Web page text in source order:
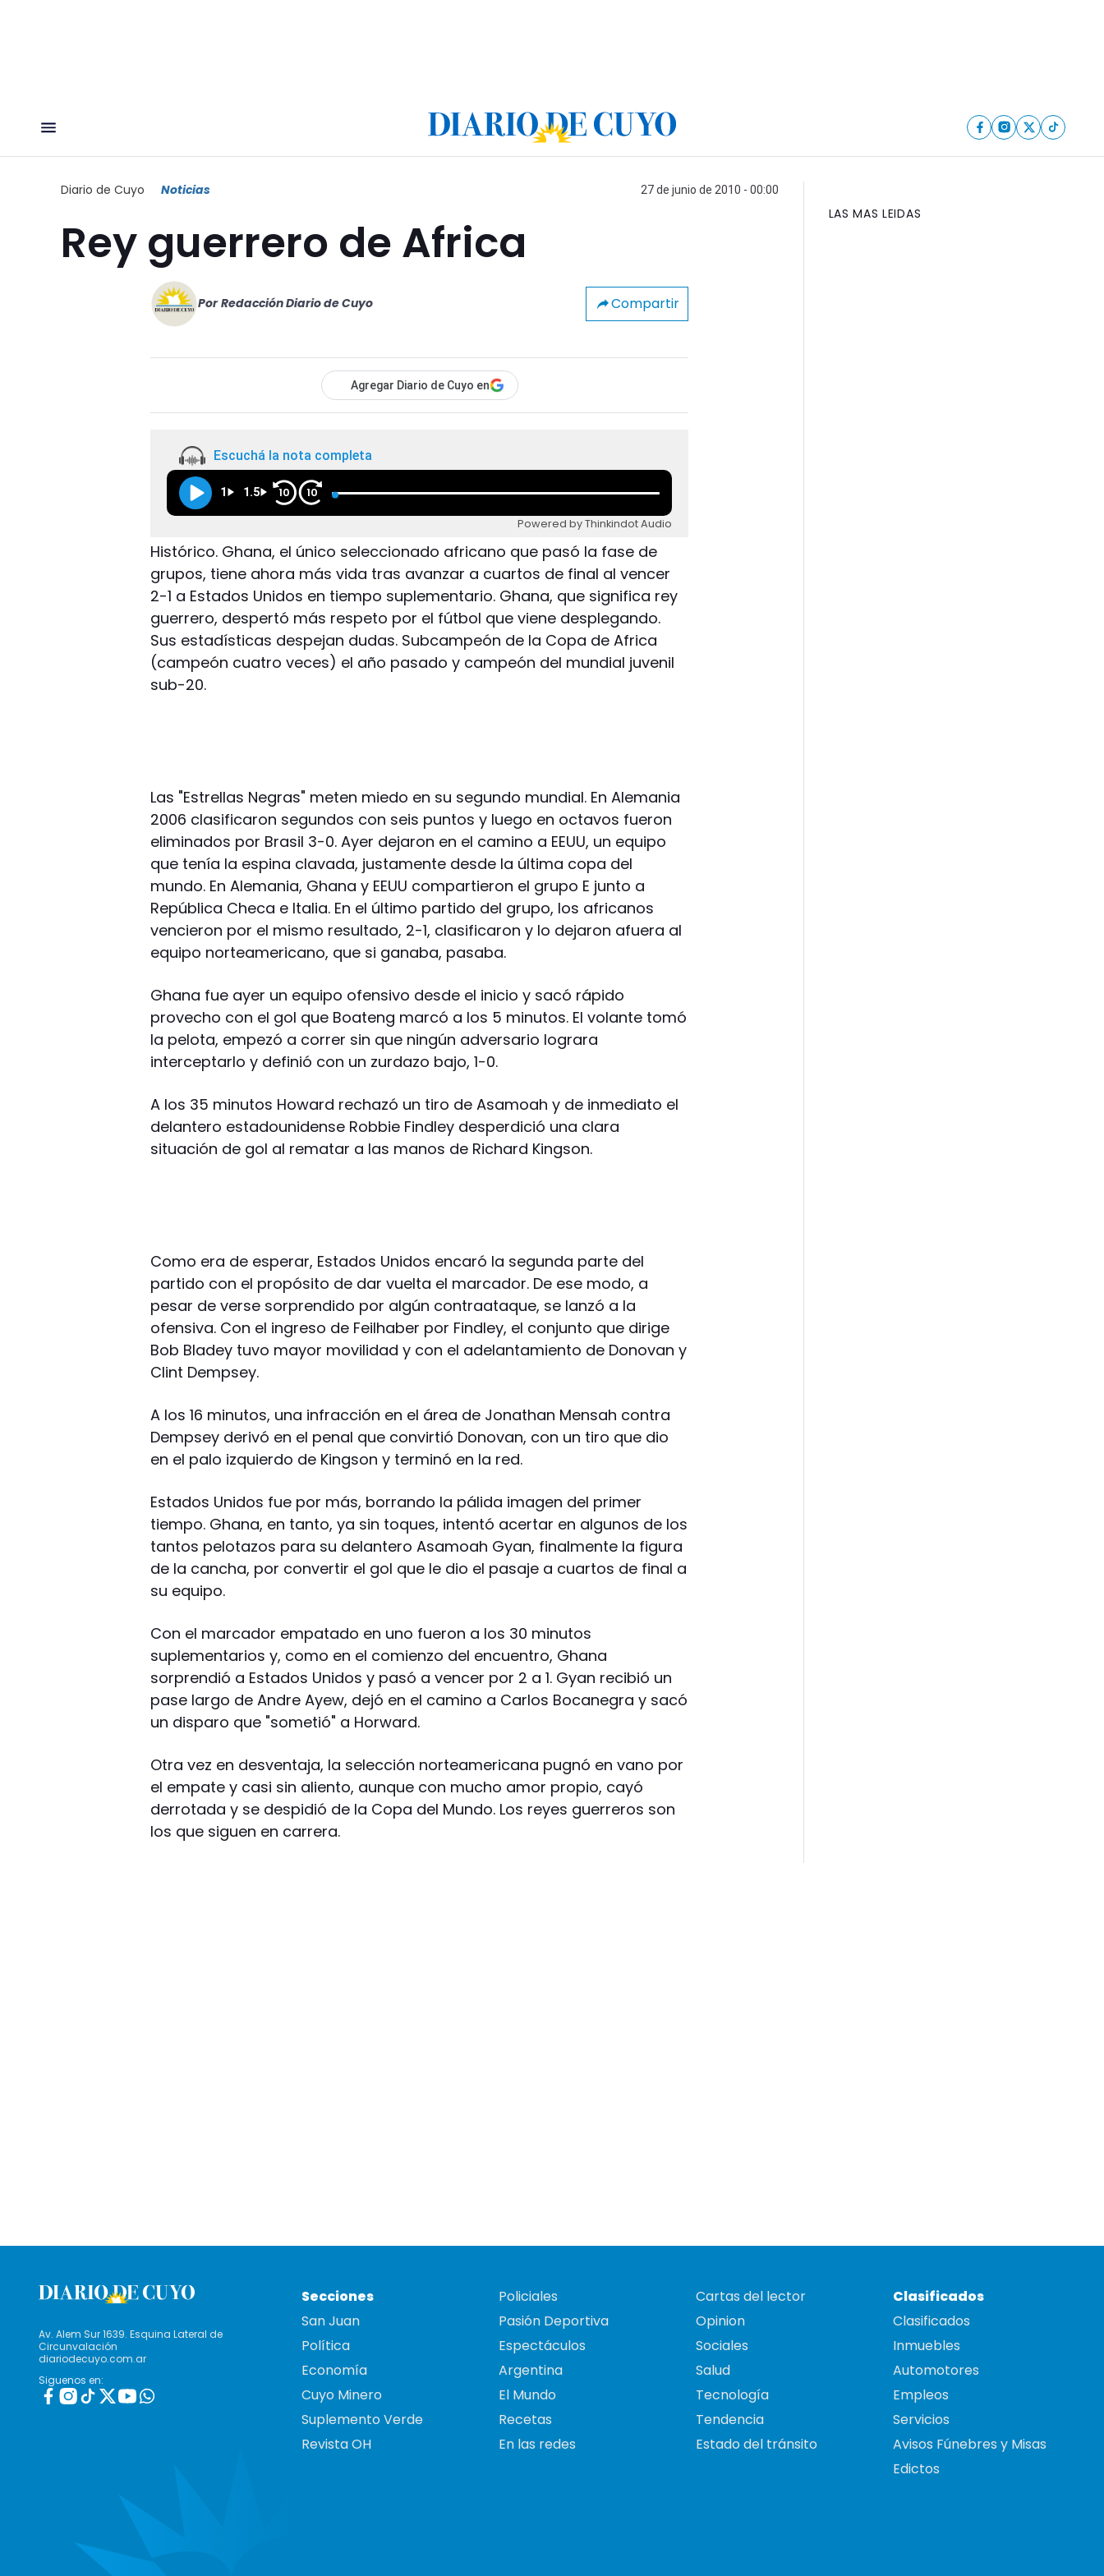
Diario de Cuyo Noticias 27 de junio de 2010 - 00:00
Rey guerrero de Africa
Por Redacción Diario de Cuyo Compartir
Agregar Diario de Cuyo en
Escuchá la nota completa
1 1.5 10 10
Powered by Thinkindot Audio
Histórico. Ghana, el único seleccionado africano que pasó la fase de
grupos, tiene ahora más vida tras avanzar a cuartos de final al vencer
2-1 a Estados Unidos en tiempo suplementario. Ghana, que significa rey
guerrero, despertó más respeto por el fútbol que viene desplegando.
Sus estadísticas despejan dudas. Subcampeón de la Copa de Africa
(campeón cuatro veces) el año pasado y campeón del mundial juvenil
sub-20.
Las "Estrellas Negras" meten miedo en su segundo mundial. En Alemania
2006 clasificaron segundos con seis puntos y luego en octavos fueron
eliminados por Brasil 3-0. Ayer dejaron en el camino a EEUU, un equipo
que tenía la espina clavada, justamente desde la última copa del
mundo. En Alemania, Ghana y EEUU compartieron el grupo E junto a
República Checa e Italia. En el último partido del grupo, los africanos
vencieron por el mismo resultado, 2-1, clasificaron y lo dejaron afuera al
equipo norteamericano, que si ganaba, pasaba.
Ghana fue ayer un equipo ofensivo desde el inicio y sacó rápido
provecho con el gol que Boateng marcó a los 5 minutos. El volante tomó
la pelota, empezó a correr sin que ningún adversario lograra
interceptarlo y definió con un zurdazo bajo, 1-0.
A los 35 minutos Howard rechazó un tiro de Asamoah y de inmediato el
delantero estadounidense Robbie Findley desperdició una clara
situación de gol al rematar a las manos de Richard Kingson.
Como era de esperar, Estados Unidos encaró la segunda parte del
partido con el propósito de dar vuelta el marcador. De ese modo, a
pesar de verse sorprendido por algún contraataque, se lanzó a la
ofensiva. Con el ingreso de Feilhaber por Findley, el conjunto que dirige
Bob Bladey tuvo mayor movilidad y con el adelantamiento de Donovan y
Clint Dempsey.
A los 16 minutos, una infracción en el área de Jonathan Mensah contra
Dempsey derivó en el penal que convirtió Donovan, con un tiro que dio
en el palo izquierdo de Kingson y terminó en la red.
Estados Unidos fue por más, borrando la pálida imagen del primer
tiempo. Ghana, en tanto, ya sin toques, intentó acertar en algunos de los
tantos pelotazos para su delantero Asamoah Gyan, finalmente la figura
de la cancha, por convertir el gol que le dio el pasaje a cuartos de final a
su equipo.
Con el marcador empatado en uno fueron a los 30 minutos
suplementarios y, como en el comienzo del encuentro, Ghana
sorprendió a Estados Unidos y pasó a vencer por 2 a 1. Gyan recibió un
pase largo de Andre Ayew, dejó en el camino a Carlos Bocanegra y sacó
un disparo que "sometió" a Horward.
Otra vez en desventaja, la selección norteamericana pugnó en vano por
el empate y casi sin aliento, aunque con mucho amor propio, cayó
derrotada y se despidió de la Copa del Mundo. Los reyes guerreros son
los que siguen en carrera.
LAS MAS LEIDAS
Av. Alem Sur 1639. Esquina Lateral de
Circunvalación
diariodecuyo.com.ar
Siguenos en:
Secciones
San Juan
Política
Economía
Cuyo Minero
Suplemento Verde
Revista OH
Policiales
Pasión Deportiva
Espectáculos
Argentina
El Mundo
Recetas
En las redes
Cartas del lector
Opinion
Sociales
Salud
Tecnología
Tendencia
Estado del tránsito
Clasificados
Clasificados
Inmuebles
Automotores
Empleos
Servicios
Avisos Fúnebres y Misas
Edictos